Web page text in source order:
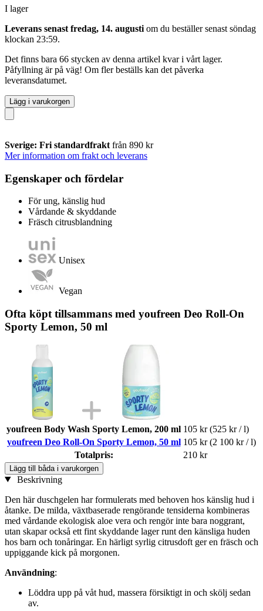
I lager
Leverans senast fredag, 14. augusti om du beställer senast söndag
klockan 23:59.
Det finns bara 66 stycken av denna artikel kvar i vårt lager.
Påfyllning är på väg! Om fler beställs kan det påverka
leveransdatumet.
Lägg i varukorgen
Sverige: Fri standardfrakt från 890 kr
Mer information om frakt och leverans
Egenskaper och fördelar
För ung, känslig hud
Vårdande & skyddande
Fräsch citrusblandning
Unisex
Vegan
Ofta köpt tillsammans med youfreen Deo Roll-On
Sporty Lemon, 50 ml
youfreen Body Wash Sporty Lemon, 200 ml 105 kr (525 kr / l)
youfreen Deo Roll-On Sporty Lemon, 50 ml 105 kr (2 100 kr / l)
Totalpris:
210 kr
Lägg till båda i varukorgen
Beskrivning
Den här duschgelen har formulerats med behoven hos känslig hud i
åtanke. De milda, växtbaserade rengörande tensiderna kombineras
med vårdande ekologisk aloe vera och rengör inte bara noggrant,
utan skapar också ett fint skyddande lager runt den känsliga huden
hos barn och tonåringar. En härligt syrlig citrusdoft ger en fräsch och
uppiggande kick på morgonen.
Användning:
Löddra upp på våt hud, massera försiktigt in och skölj sedan
av.